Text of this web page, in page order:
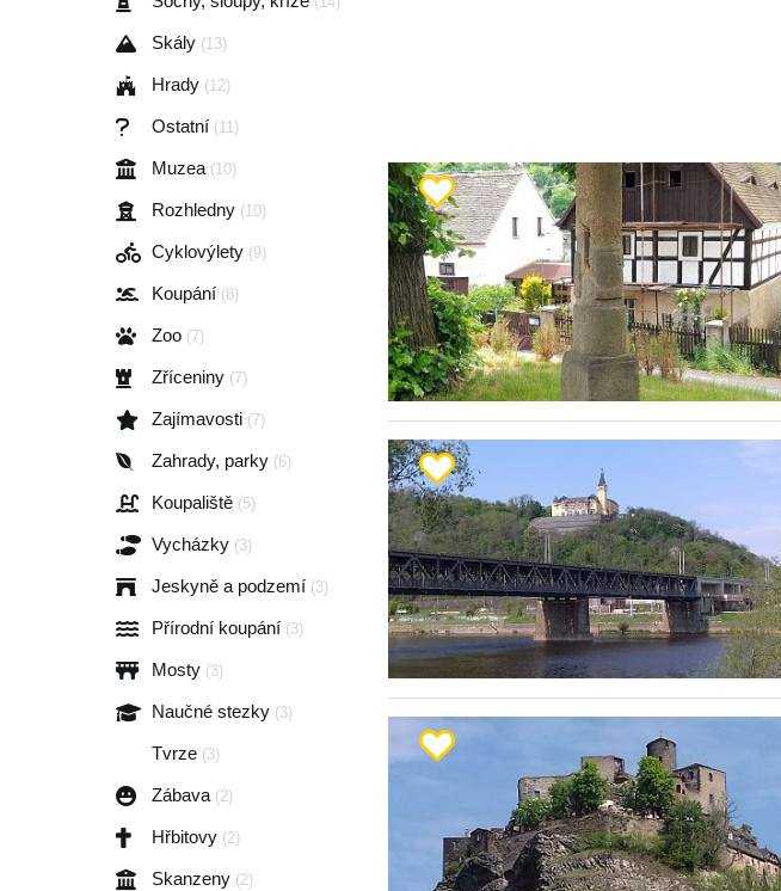
Skály (13)
Hrady (12)
Ostatní (11)
Muzea (10)
Rozhledny (10)
Cyklovýlety (9)
Koupání (8)
Zoo (7)
Zříceniny (7)
Zajímavosti (7)
Zahrady, parky (6)
Koupaliště (5)
Vycházky (3)
Jeskyně a podzemí (3)
Přírodní koupání (3)
Mosty (3)
Naučné stezky (3)
Tvrze (3)
Zábava (2)
Hřbitovy (2)
Skanzeny (2)